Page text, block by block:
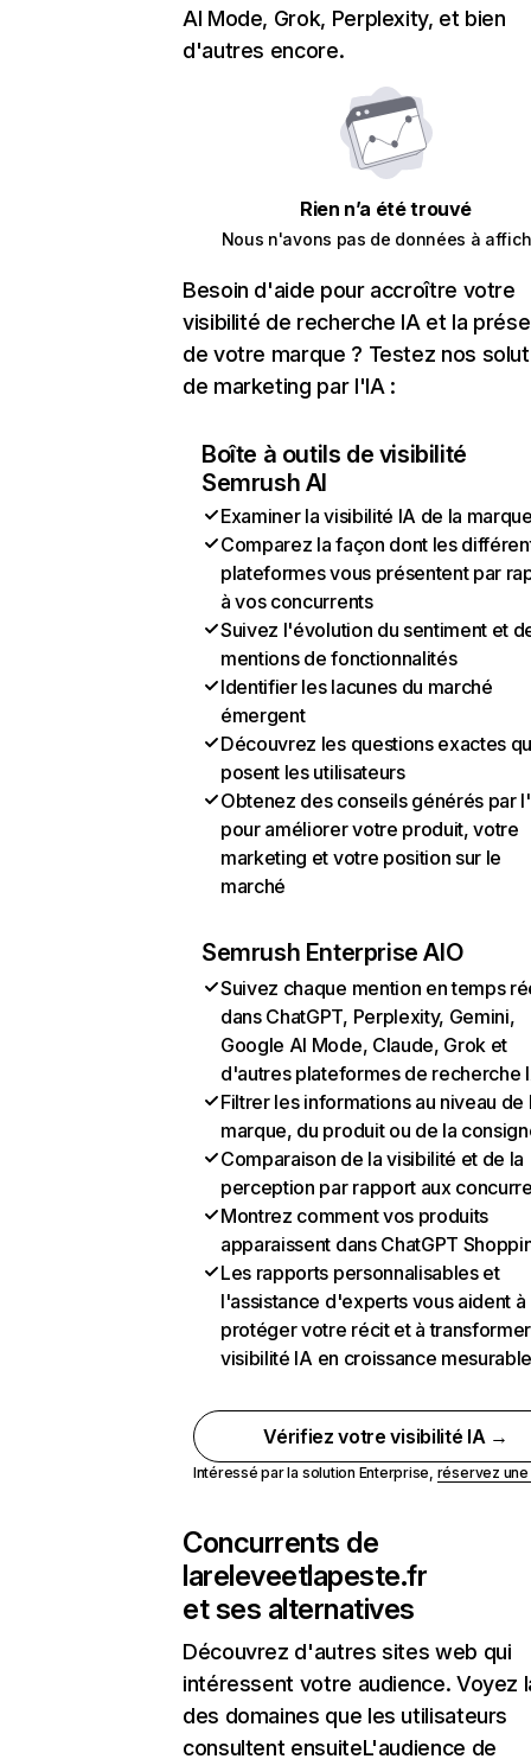
AI Mode, Grok, Perplexity, et bien
d'autres encore.
Rien n’a été trouvé
Nous n'avons pas de données à
Besoin d'aide pour accroître votre
visibilité de recherche IA et la
de votre marque ? Testez nos
de marketing par l'IA :
Boîte à outils de visibilité
Semrush AI
Examiner la visibilité IA de la
Comparez la façon dont les
plateformes vous présentent par
à vos concurrents
Suivez l'évolution du sentiment et
mentions de fonctionnalités
Identifier les lacunes du marché
émergent
Découvrez les questions exactes
posent les utilisateurs
Obtenez des conseils générés par
pour améliorer votre produit, votre
marketing et votre position sur le
marché
Semrush Enterprise AIO
Suivez chaque mention en temps
dans ChatGPT, Perplexity, Gemini,
Google AI Mode, Claude, Grok et
d'autres plateformes de recherche
Filtrer les informations au niveau de
marque, du produit ou de la
Comparaison de la visibilité et de la
perception par rapport aux
Montrez comment vos produits
apparaissent dans ChatGPT
Les rapports personnalisables et
l'assistance d'experts vous aident à
protéger votre récit et à
visibilité IA en croissance
Vérifiez votre visibilité IA →
Intéressé par la solution Enterprise, réservez
Concurrents de
lareleveetlapeste.fr
et ses alternatives
Découvrez d'autres sites web qui
intéressent votre audience. Voyez
des domaines que les utilisateurs
consultent ensuiteL'audience de